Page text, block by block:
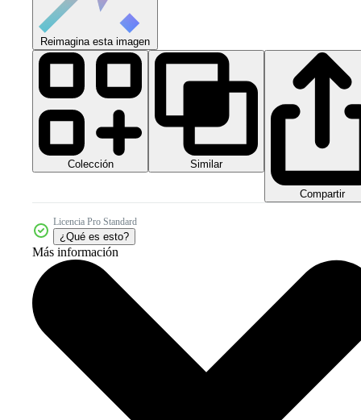
Reimagina esta imagen
Colección Similar
Compartir
Licencia Pro Standard
¿Qué es esto?
Más información